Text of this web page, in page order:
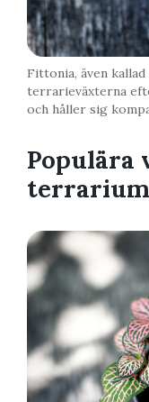
Fittonia, även
terrarieväxterna
och håller sig
Populära